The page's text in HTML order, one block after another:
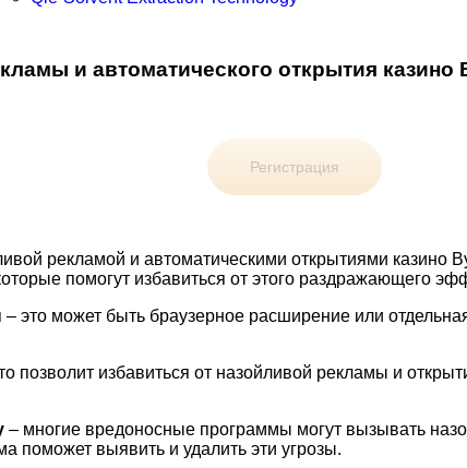
и автоматического открытия
Регистрация
рекламой и автоматическими открытиями казино
помогут избавиться от этого раздражающего
– это может быть браузерное расширение или
позволит избавиться от назойливой рекламы и
– многие вредоносные программы могут вызывать
поможет выявить и удалить эти угрозы.